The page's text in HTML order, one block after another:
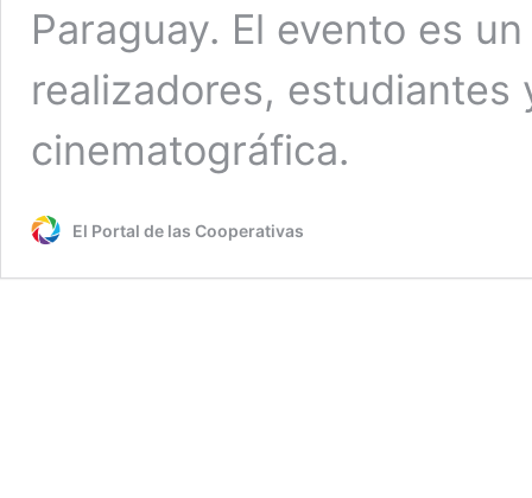
Paraguay. El evento es
realizadores,
cinematográfica.
El Portal de las Cooperativas